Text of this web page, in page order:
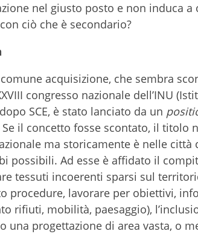
nel giusto posto e non induca
ciò che è secondario?
acquisizione, che sembra
congresso nazionale dell’INU
SCE, è stato lanciato da un
Se il concetto fosse scontato, il titolo
ma storicamente è nelle
possibili. Ad esse è affidato il
tessuti incoerenti sparsi sul
procedure, lavorare per obiettivi,
rifiuti, mobilità, paesaggio),
una progettazione di area vasta, o